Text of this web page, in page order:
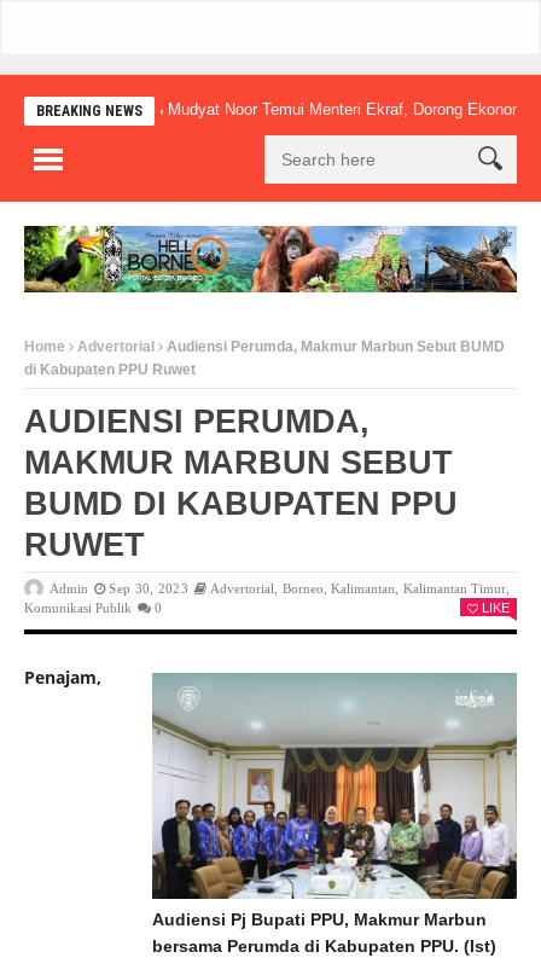
BREAKING NEWSMudyat Noor Temui Menteri Ekraf, Dorong Ekonomi Kreatif
Home Advertorial
Audiensi Perumda, Makmur Marbun Sebut BUMD
di Kabupaten PPU Ruwet
AUDIENSI PERUMDA,
MAKMUR MARBUN SEBUT
BUMD DI KABUPATEN PPU
RUWET
Admin Sep 30, 2023 Advertorial, Borneo,Kalimantan,Kalimantan Timur,
Komunikasi Publik
0 LIKE
Audiensi Pj Bupati PPU, Makmur Marbun
bersama Perumda di Kabupaten PPU. (Ist)
Penajam,